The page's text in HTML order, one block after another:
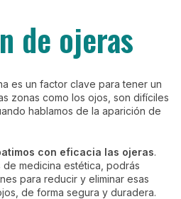
de ojeras
es un factor clave para tener un
zonas como los ojos, son difíciles
hablamos de la aparición de
con eficacia las ojeras.
de medicina estética, podrás
para reducir y eliminar esas
de forma segura y duradera.